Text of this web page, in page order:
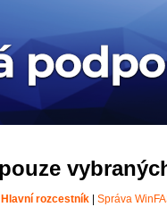
Hlavní rozcestník Správa